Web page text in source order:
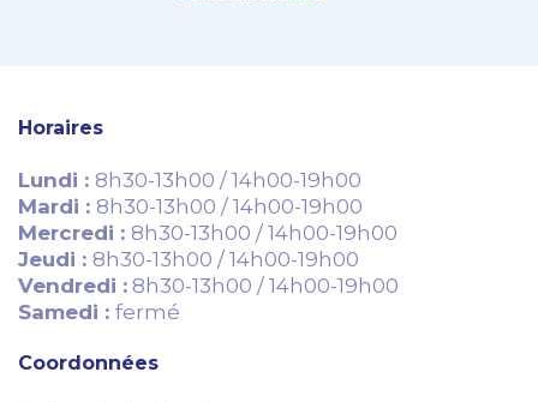
Horaires
Lundi : 8h30-13h00 / 14h00-19h00
Mardi : 8h30-13h00 / 14h00-19h00
Mercredi : 8h30-13h00 / 14h00-19h00
Jeudi : 8h30-13h00 / 14h00-19h00
Vendredi : 8h30-13h00 / 14h00-19h00
Samedi : fermé
Coordonnées